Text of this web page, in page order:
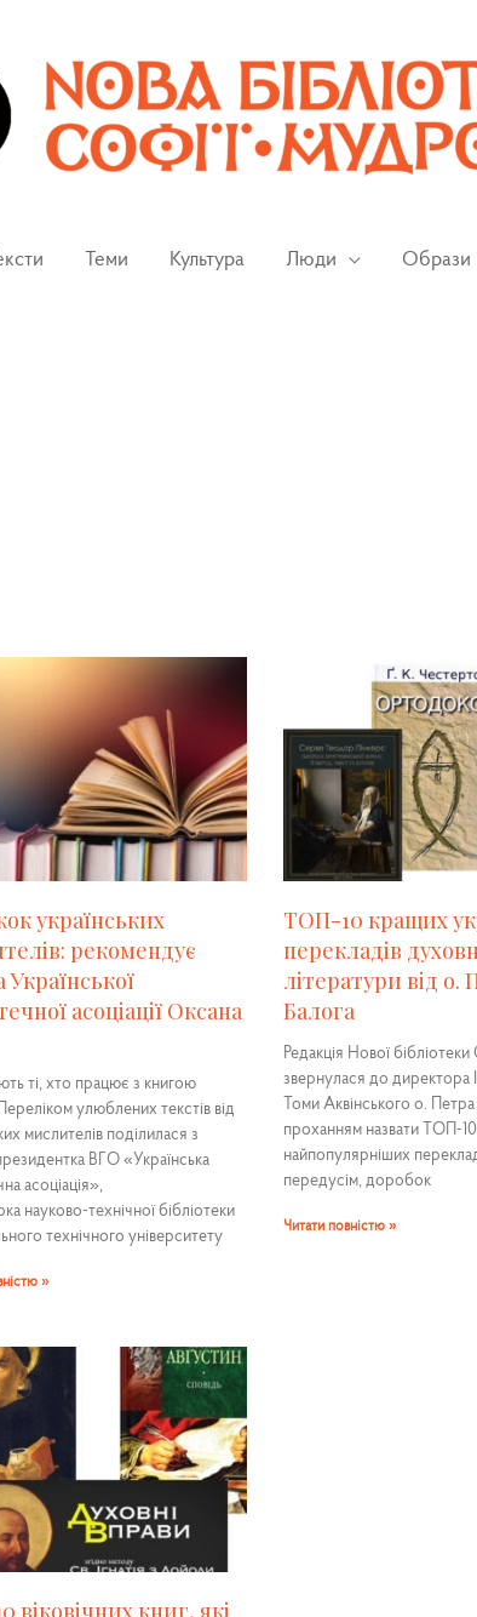
Теми Культура Люди Образи
українських
рекомендує
Української
асоціації Оксана
ті, хто працює з книгою
улюблених текстів від
мислителів поділилася з
ВГО «Українська
асоціація»,
науково-технічної бібліотеки
технічного університету
»
ТОП-10 кращих
перекладів
літератури від о.
Балога
Редакція Нової бібліотеки
звернулася до директора
Томи Аквінського о.
проханням назвати ТОП-10
найпопулярніших
передусім, доробок
Читати повністю »
віковічних книг, які